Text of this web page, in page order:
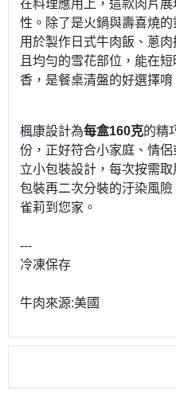
在料理應用上，這款肉片
性。除了是火鍋與壽喜燒
用於製作日式牛肉飯、蔥
且均勻的雪花部位，能在
香，是餐桌清盤的好選擇唷
楓康設計為每盒160克的精
份，正好符合小家庭、情
立小包裝設計，每次按需
包裝再二次分裝的汙染風
雀莉到您家。
---
冷凍保存
牛肉來源:美國